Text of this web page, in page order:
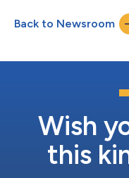
media di nuova
selezionati a livello
Back to Newsroom
Wish
this